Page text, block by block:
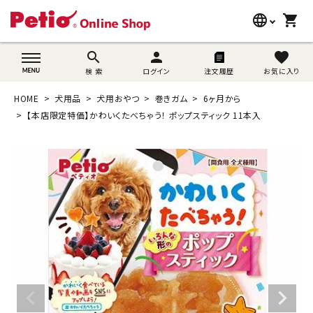
language
wovn-lang-name
shopping_cart
search
検 索
person
ログイン 注文履歴
favorite
お気に入り
search
猫用品
うさぎ用品
ブランド別に探す
目的別に探す
SNS
ご利用案内
HOME 犬用品 犬用おやつ 巻きガム
6ヶ月から
【本店限定特価】かわいくたべちゃう！ ポップスティック 11本入